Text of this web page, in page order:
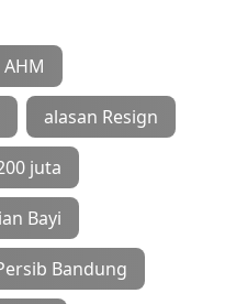
AHM
alasan Resign
juta
Bayi
Bandung